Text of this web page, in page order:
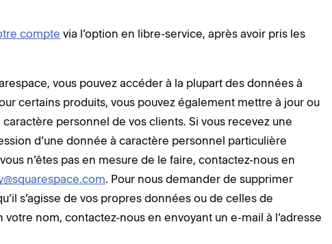
compte via l’option en libre-service, après avoir pris les
vous pouvez accéder à la plupart des données à
certains produits, vous pouvez également mettre à jour ou
personnel de vos clients. Si vous recevez une
d’une donnée à caractère personnel particulière
n’êtes pas en mesure de le faire, contactez-nous en
. Pour nous demander de supprimer
s’agisse de vos propres données ou de celles de
nom, contactez-nous en envoyant un e-mail à l’adresse